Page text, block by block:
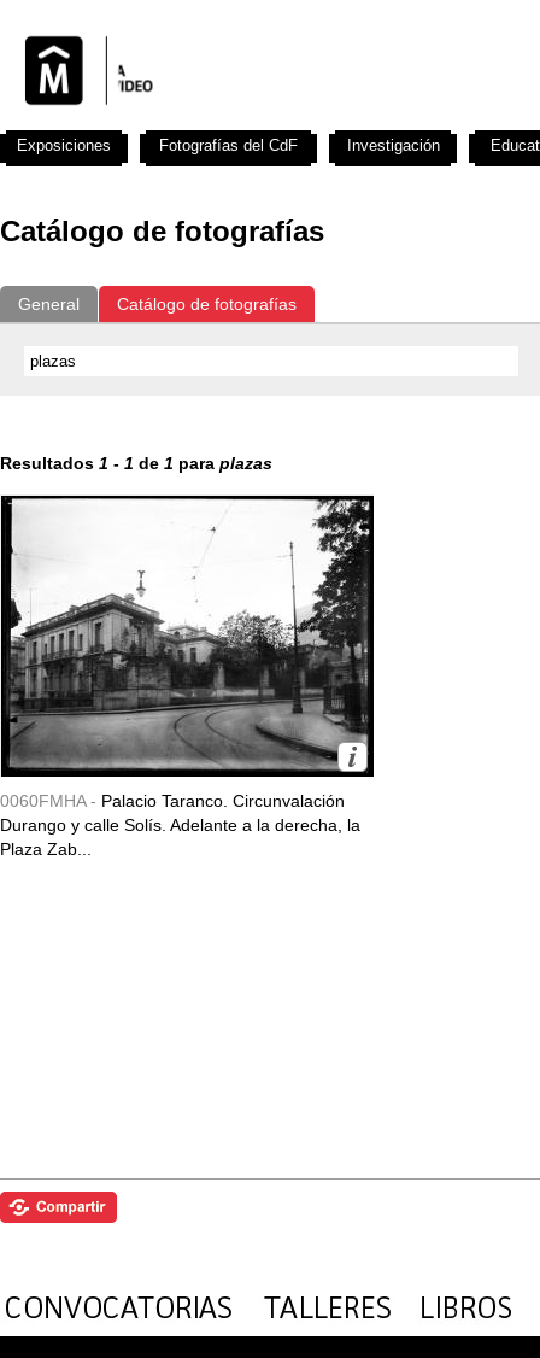
Catálogo de fotografías
General Catálogo de fotografías
Resultados 1 - 1 de 1 para plazas
0060FMHA - Palacio Taranco. Circunvalación
Durango y calle Solís. Adelante a la derecha, la
Plaza Zab...
Exposiciones Fotografías del CdF Investigación